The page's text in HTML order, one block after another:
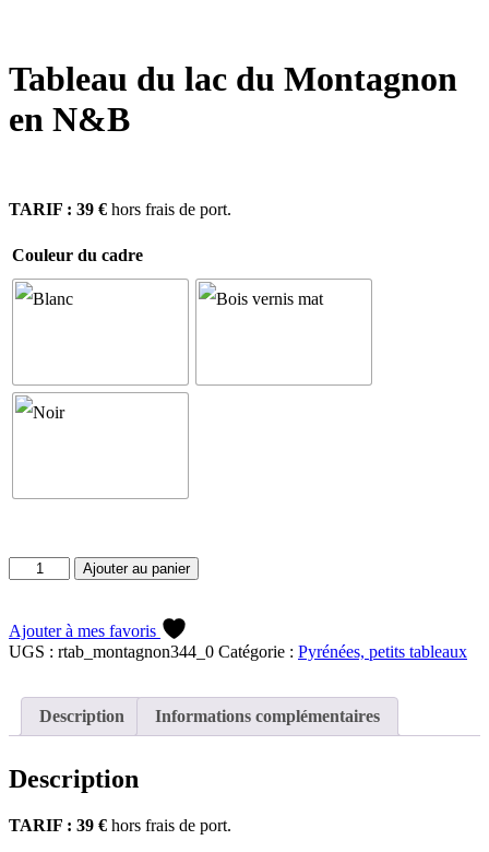
Tableau du lac du Montagnon
en N&B
TARIF : 39 € hors frais de port.
Couleur du cadre
quantité
de
du
lac
du
en
N&B
Ajouter au panier
Ajouter à mes favoris
UGS : rtab_montagnon344_0 Catégorie : Pyrénées, petits tableaux
Description Informations complémentaires
Description
TARIF : 39 € hors frais de port.